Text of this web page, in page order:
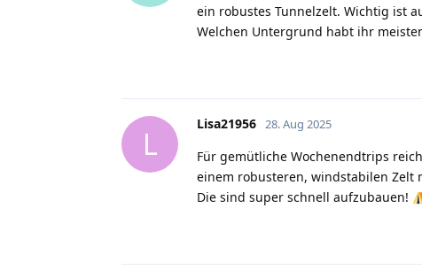
ein robustes Tunnelzelt. Wichtig ist
Welchen Untergrund habt ihr
L
Lisa21956 28. Aug 2025
Für gemütliche Wochenendtrips
einem robusteren, windstabilen Zelt
Die sind super schnell aufzubauen!